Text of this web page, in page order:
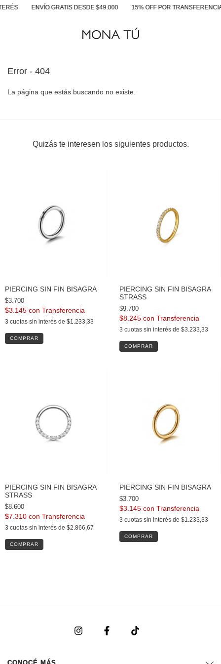
ENVÍO GRATIS DESDE $49.000 15% OFF POR TRANSFERENCIA
Error - 404
La página que estás buscando no existe.
Quizás te interesen los siguientes productos.
PIERCING SIN FIN BISAGRA
$3.700
$3.145 con
3 cuotas sin interés de $1.233,33
COMPRAR
PIERCING SIN FIN BISAGRA
STRASS
$9.700
$8.245 con
3 cuotas sin interés de $3.233,33
COMPRAR
PIERCING SIN FIN BISAGRA
STRASS
$8.600
$7.310 con
3 cuotas sin interés de $2.866,67
PIERCING SIN FIN BISAGRA
$3.700
$3.145 con
3 cuotas sin interés de $1.233,33
COMPRAR